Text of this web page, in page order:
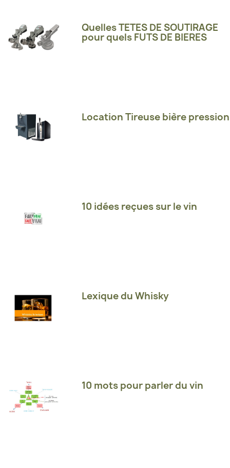
Quelles TETES DE SOUTIRAGE
pour quels FUTS DE BIERES
Location Tireuse bière pression
10 idées reçues sur le vin
Lexique du Whisky
10 mots pour parler du vin